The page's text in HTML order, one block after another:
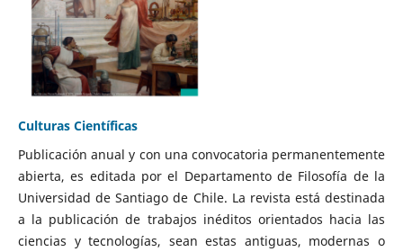
Culturas Científicas
Publicación anual y con una convocatoria permanentemente
abierta, es editada por el Departamento de Filosofía de la
Universidad de Santiago de Chile. La revista está destinada
a la publicación de trabajos inéditos orientados hacia las
ciencias y tecnologías, sean estas antiguas, modernas o